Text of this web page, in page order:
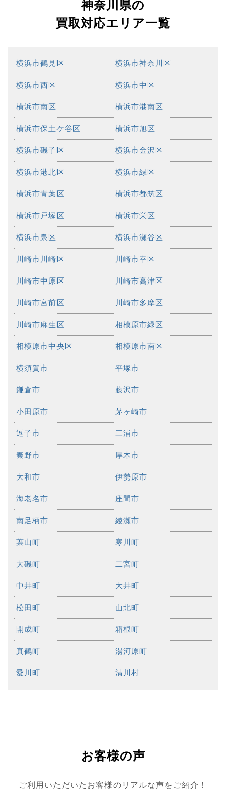
神奈川県の
買取対応エリア一覧
横浜市鶴見区 横浜市神奈川区
横浜市西区 横浜市中区
横浜市南区 横浜市港南区
横浜市保土ケ谷区 横浜市旭区
横浜市磯子区 横浜市金沢区
横浜市港北区 横浜市緑区
横浜市青葉区 横浜市都筑区
横浜市戸塚区 横浜市栄区
横浜市泉区 横浜市瀬谷区
川崎市川崎区 川崎市幸区
川崎市中原区 川崎市高津区
川崎市宮前区 川崎市多摩区
川崎市麻生区 相模原市緑区
相模原市中央区 相模原市南区
横須賀市 平塚市
鎌倉市 藤沢市
小田原市 茅ヶ崎市
逗子市 三浦市
秦野市 厚木市
大和市 伊勢原市
海老名市 座間市
南足柄市 綾瀬市
葉山町 寒川町
大磯町 二宮町
中井町 大井町
松田町 山北町
開成町 箱根町
真鶴町 湯河原町
愛川町 清川村
お客様の声
ご利用いただいたお客様のリアルな声をご紹介！